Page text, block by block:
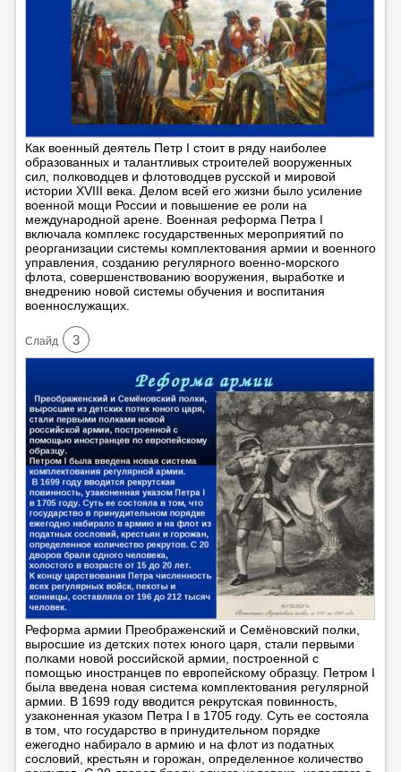
Как военный деятель Петр I стоит в ряду наиболее
образованных и талантливых строителей вооруженных
сил, полководцев и флотоводцев русской и мировой
истории ХVIII века. Делом всей его жизни было усиление
военной мощи России и повышение ее роли на
международной арене. Военная реформа Петра I
включала комплекс государственных мероприятий по
реорганизации системы комплектования армии и военного
управления, созданию регулярного военно-морского
флота, совершенствованию вооружения, выработке и
внедрению новой системы обучения и воспитания
военнослужащих.
Cлайд 3
Реформа армии Преображенский и Семёновский полки,
выросшие из детских потех юного царя, стали первыми
полками новой российской армии, построенной с
помощью иностранцев по европейскому образцу. Петром I
была введена новая система комплектования регулярной
армии. В 1699 году вводится рекрутская повинность,
узаконенная указом Петра I в 1705 году. Суть ее состояла
в том, что государство в принудительном порядке
ежегодно набирало в армию и на флот из податных
сословий, крестьян и горожан, определенное количество